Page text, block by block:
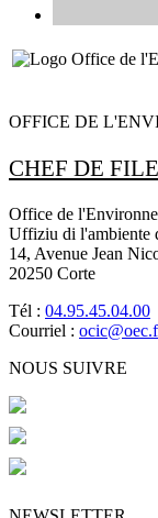
OFFICE DE
CHEF DE FILE
Office de
Uffiziu di l'ambiente
14, Avenue Jean
20250 Corte
Tél : 04.95.45.04.00
Courriel :
NOUS SUIVRE